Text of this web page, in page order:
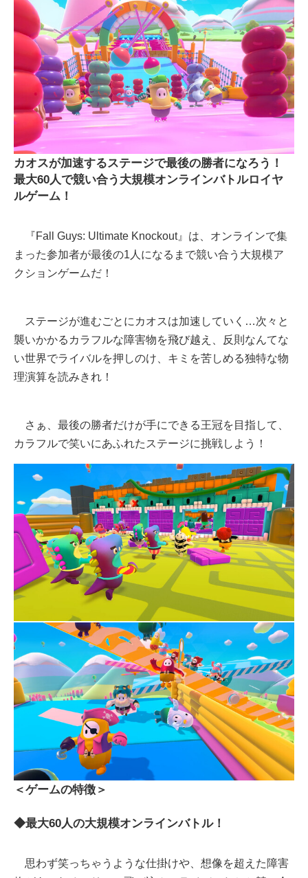
カオスが加速するステージで最後の勝者になろう！
最大60人で競い合う大規模オンラインバトルロイヤ
ルゲーム！
『Fall Guys: Ultimate Knockout』は、オンラインで集
まった参加者が最後の1人になるまで競い合う大規模ア
クションゲームだ！
ステージが進むごとにカオスは加速していく…次々と
襲いかかるカラフルな障害物を飛び越え、反則なんてな
い世界でライバルを押しのけ、キミを苦しめる独特な物
理演算を読みきれ！
さぁ、最後の勝者だけが手にできる王冠を目指して、
カラフルで笑いにあふれたステージに挑戦しよう！
＜ゲームの特徴＞
◆最大60人の大規模オンラインバトル！
思わず笑っちゃうような仕掛けや、想像を超えた障害